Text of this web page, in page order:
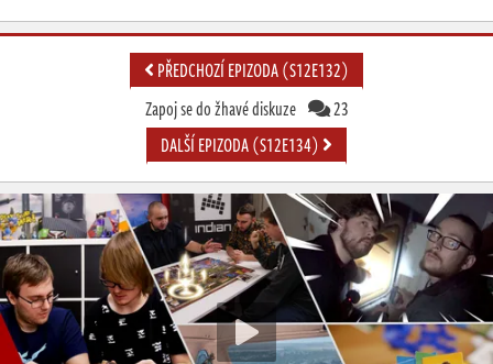
PŘEDCHOZÍ EPIZODA (S12E132)
Zapoj se do žhavé diskuze
23
DALŠÍ EPIZODA (S12E134)